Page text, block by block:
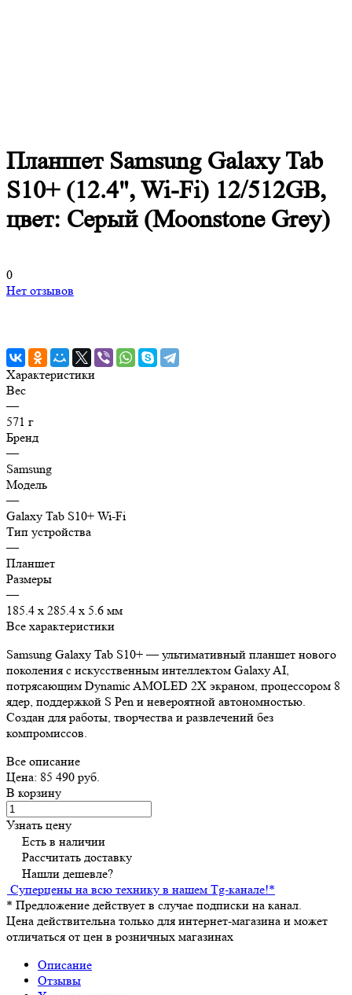
Планшет Samsung Galaxy Tab
S10+ (12.4", Wi-Fi) 12/512GB,
цвет: Серый (Moonstone Grey)
0
Нет отзывов
Характеристики
Вес
—
571 г
Бренд
—
Samsung
Модель
—
Galaxy Tab S10+ Wi-Fi
Тип устройства
—
Планшет
Размеры
—
185.4 x 285.4 x 5.6 мм
Все характеристики
Samsung Galaxy Tab S10+ — ультимативный планшет нового
поколения с искусственным интеллектом Galaxy AI,
потрясающим Dynamic AMOLED 2X экраном, процессором 8
ядер, поддержкой S Pen и невероятной автономностью.
Создан для работы, творчества и развлечений без
компромиссов.
Все описание
Цена: 85 490 руб.
В корзину
Узнать цену
Есть в наличии
Рассчитать доставку
Нашли дешевле?
Суперцены на всю технику в нашем Tg-канале!*
* Предложение действует в случае подписки на канал.
Цена действительна только для интернет-магазина и может
отличаться от цен в розничных магазинах
Описание
Отзывы